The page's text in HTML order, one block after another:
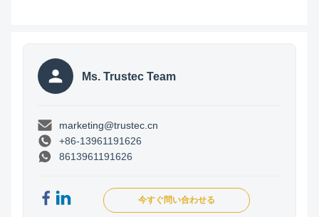
Ms. Trustec Team
marketing@trustec.cn
+86-13961191626
8613961191626
今すぐ問い合わせる